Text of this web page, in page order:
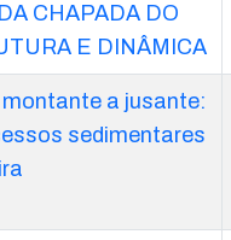
CHAPADA DO
E DINÂMICA
a jusante:
sedimentares